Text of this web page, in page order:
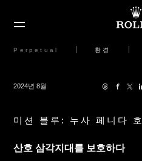
Perpetual 환경
2024년 8월
미션 블루: 누사 페니다
산호 삼각지대를 보호하다